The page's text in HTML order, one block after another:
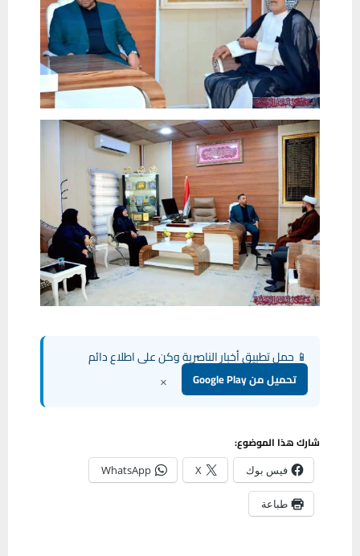
📱 حمل تطبيق أخبار الناصرية وكن على اطلاع دائم
تحميل من Google Play ×
شارك هذا الموضوع:
فيس بوك X
WhatsApp
طباعة